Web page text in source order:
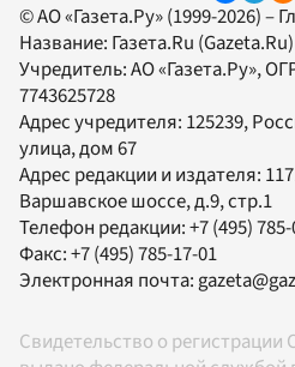
© АО «Газета.Ру» (1999-2026) –
Название: Газета.Ru (Gazeta.Ru)
Учредитель:АО «Газета.Ру»,
7743625728
Адрес учредителя: 125239,
улица, дом 67
Адрес редакции и издателя:
Варшавское шоссе, д.9, стр.1
Телефон редакции:+7 (495)
Факс:+7 (495) 785-17-01
Электронная почта:
Свидетельство о